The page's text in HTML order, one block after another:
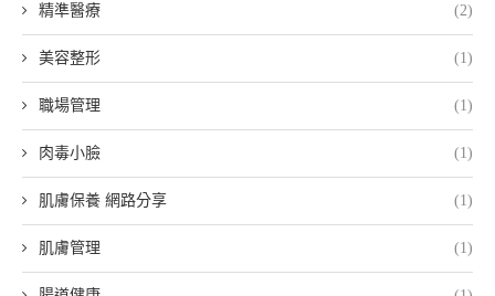
精準醫療 (2)
美容整形 (1)
職場管理 (1)
肉毒小臉 (1)
肌膚保養 網路分享 (1)
肌膚管理 (1)